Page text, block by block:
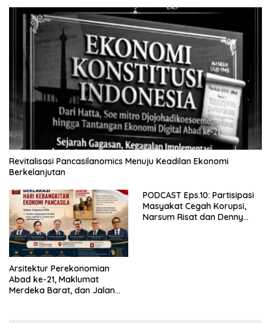
Revitalisasi Pancasilanomics Menuju Keadilan Ekonomi
Berkelanjutan
Arsitektur Perekonomian
Abad ke-21, Maklumat
Merdeka Barat, dan Jalan
PODCAST Eps.10: Partisipasi
Masyakat Cegah Korupsi,
Narsum Risat dan Denny